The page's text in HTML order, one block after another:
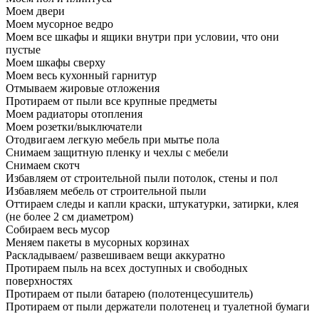
Моем двери
Моем мусорное ведро
Моем все шкафы и ящики внутри при условии, что они
пустые
Моем шкафы сверху
Моем весь кухонный гарнитур
Отмываем жировые отложения
Протираем от пыли все крупные предметы
Моем радиаторы отопления
Моем розетки/выключатели
Отодвигаем легкую мебель при мытье пола
Снимаем защитную пленку и чехлы с мебели
Снимаем скотч
Избавляем от строительной пыли потолок, стены и пол
Избавляем мебель от строительной пыли
Оттираем следы и капли краски, штукатурки, затирки, клея
(не более 2 см диаметром)
Собираем весь мусор
Меняем пакеты в мусорных корзинах
Раскладываем/ развешиваем вещи аккуратно
Протираем пыль на всех доступных и свободных
поверхностях
Протираем от пыли батарею (полотенцесушитель)
Протираем от пыли держатели полотенец и туалетной бумаги